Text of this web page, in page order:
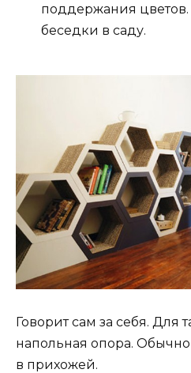
поддержания
беседки в саду.
Говорит сам за себя. Для
напольная опора.
в прихожей.